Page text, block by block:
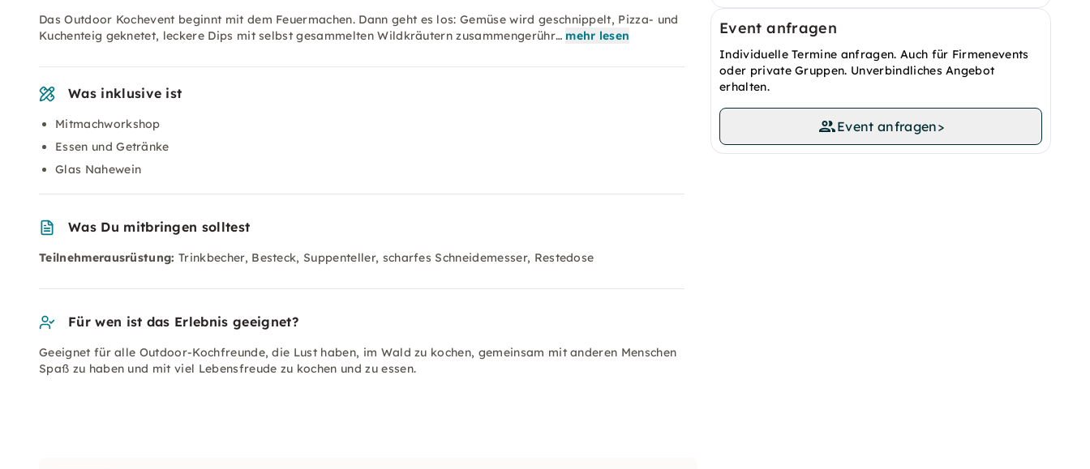
Event anfragen
Individuelle Termine anfragen. Auch für Firmenevents
oder private Gruppen. Unverbindliches Angebot
erhalten.
Event anfragen>
Das Outdoor Kochevent beginnt mit dem Feuermachen. Dann geht es los: Gemüse wird geschnippelt, Pizza- und
Kuchenteig geknetet, leckere Dips mit selbst gesammelten Wildkräutern zusammengerühr… mehr lesen
Was inklusive ist
Mitmachworkshop
Essen und Getränke
Glas Nahewein
Was Du mitbringen solltest
Teilnehmerausrüstung: Trinkbecher, Besteck, Suppenteller, scharfes Schneidemesser, Restedose
Für wen ist das Erlebnis geeignet?
Geeignet für alle Outdoor-Kochfreunde, die Lust haben, im Wald zu kochen, gemeinsam mit anderen Menschen
Spaß zu haben und mit viel Lebensfreude zu kochen und zu essen.